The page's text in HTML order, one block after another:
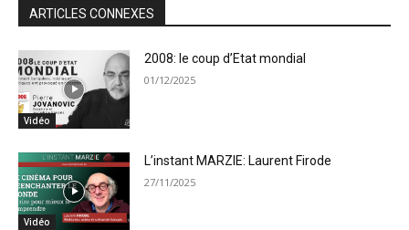
ARTICLES CONNEXES
Vidéo
2008: le coup d’Etat mondial
01/12/2025
Vidéo
L’instant MARZIE: Laurent Firode
27/11/2025